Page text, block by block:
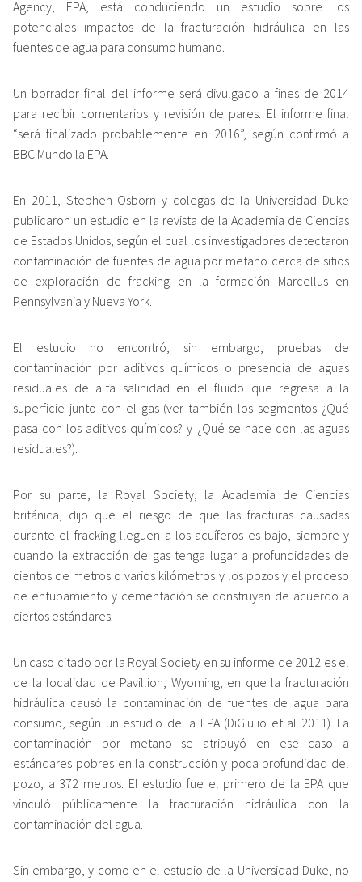
Agency, EPA, está conduciendo un estudio sobre los
potenciales impactos de la fracturación hidráulica en las
fuentes de agua para consumo humano.
Un borrador final del informe será divulgado a fines de 2014
para recibir comentarios y revisión de pares. El informe final
“será finalizado probablemente en 2016”, según confirmó a
BBC Mundo la EPA.
En 2011, Stephen Osborn y colegas de la Universidad Duke
publicaron un estudio en la revista de la Academia de Ciencias
de Estados Unidos, según el cual los investigadores detectaron
contaminación de fuentes de agua por metano cerca de sitios
de exploración de fracking en la formación Marcellus en
Pennsylvania y Nueva York.
El estudio no encontró, sin embargo, pruebas de
contaminación por aditivos químicos o presencia de aguas
residuales de alta salinidad en el fluido que regresa a la
superficie junto con el gas (ver también los segmentos ¿Qué
pasa con los aditivos químicos? y ¿Qué se hace con las aguas
residuales?).
Por su parte, la Royal Society, la Academia de Ciencias
británica, dijo que el riesgo de que las fracturas causadas
durante el fracking lleguen a los acuíferos es bajo, siempre y
cuando la extracción de gas tenga lugar a profundidades de
cientos de metros o varios kilómetros y los pozos y el proceso
de entubamiento y cementación se construyan de acuerdo a
ciertos estándares.
Un caso citado por la Royal Society en su informe de 2012 es el
de la localidad de Pavillion, Wyoming, en que la fracturación
hidráulica causó la contaminación de fuentes de agua para
consumo, según un estudio de la EPA (DiGiulio et al 2011). La
contaminación por metano se atribuyó en ese caso a
estándares pobres en la construcción y poca profundidad del
pozo, a 372 metros. El estudio fue el primero de la EPA que
vinculó públicamente la fracturación hidráulica con la
contaminación del agua.
Sin embargo, y como en el estudio de la Universidad Duke, no